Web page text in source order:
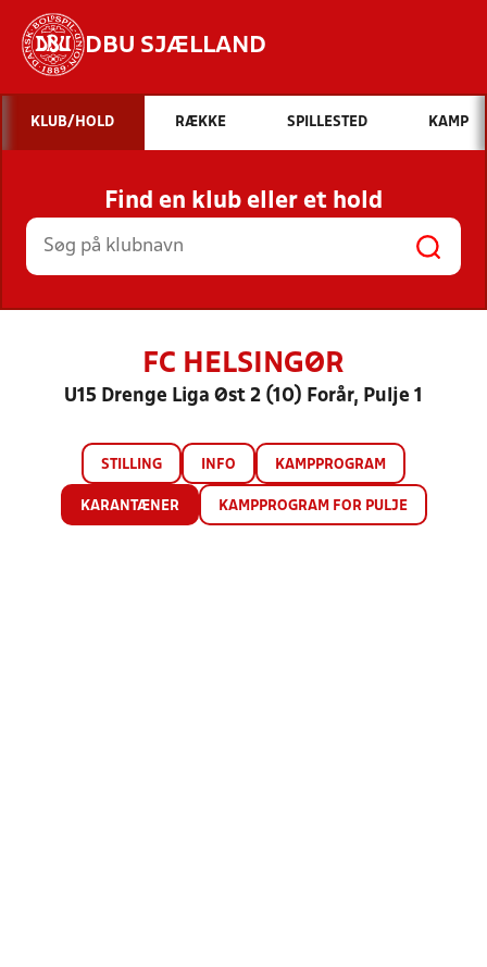
DBU SJÆLLAND
Hvad vil du søge efter?
INDHOLD OG NYHEDER
STILLINGER, RESULTATER, KLUBBER OG
HOLD
KLUB/HOLD RÆKKE SPILLESTED KAMP
Find en klub eller et hold
FC HELSINGØR
U15 Drenge Liga Øst 2 (10) Forår, Pulje 1
STILLING INFO KAMPPROGRAM
KARANTÆNER KAMPPROGRAM FOR PULJE